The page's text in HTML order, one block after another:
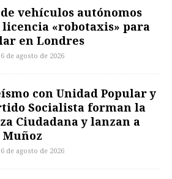
vehículos autónomos
«robotaxis» para
en Londres
de agosto de 2026
con Unidad Popular y
Socialista forman la
Ciudadana y lanzan a
Muñoz
de agosto de 2026